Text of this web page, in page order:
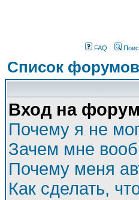
FAQ
Список
Вход на
Почему я не
Зачем мне
Почему меня
Как сделать,